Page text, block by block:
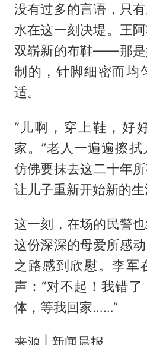
没有过多的言语，只
水在这一刻决堤。王
双崭新的布鞋——那是
制的，针脚细密而均
适。
“儿啊，穿上鞋，好
家。”老人一遍遍擦拭
仿佛要抹去这二十年
让儿子重新开始新的生
这一刻，在场的民警
这份深深的母爱所感
之路感到欣慰。李军
声：“对不起！我错
体，等我回家……”